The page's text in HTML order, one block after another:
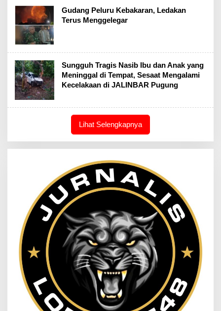
Gudang Peluru Kebakaran, Ledakan
Terus Menggelegar
Sungguh Tragis Nasib Ibu dan Anak yang
Meninggal di Tempat, Sesaat Mengalami
Kecelakaan di JALINBAR Pugung
Lihat Selengkapnya